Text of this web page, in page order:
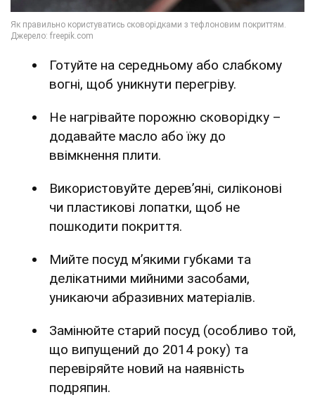
Готуйте на середньому або слабкому
вогні, щоб уникнути перегріву.
Не нагрівайте порожню сковорідку –
додавайте масло або їжу до
ввімкнення плити.
Використовуйте дерев’яні, силіконові
чи пластикові лопатки, щоб не
пошкодити покриття.
Мийте посуд м’якими губками та
делікатними мийними засобами,
уникаючи абразивних матеріалів.
Замінюйте старий посуд (особливо той,
що випущений до 2014 року) та
перевіряйте новий на наявність
подряпин.